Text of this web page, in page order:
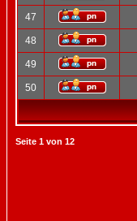
47
48
49
50
Seite 1 von 12